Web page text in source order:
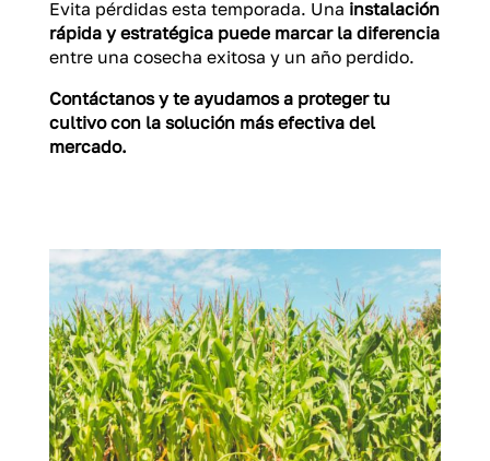
Evita pérdidas esta temporada. Una instalación
rápida y estratégica puede marcar la diferencia
entre una cosecha exitosa y un año perdido.
Contáctanos y te ayudamos a proteger tu
cultivo con la solución más efectiva del
mercado.